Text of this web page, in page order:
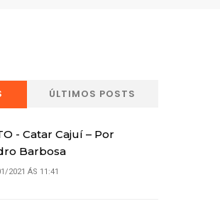
ÚLTIMOS POSTS
- Catar Cajuí – Por
Barbosa
2021 ÁS 11:41